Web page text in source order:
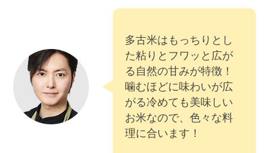
多古米はもっちりとし
た粘りとフワッと広が
る自然の甘みが特徴！
噛むほどに味わいが広
がる冷めても美味しい
お米なので、色々な料
理に合います！